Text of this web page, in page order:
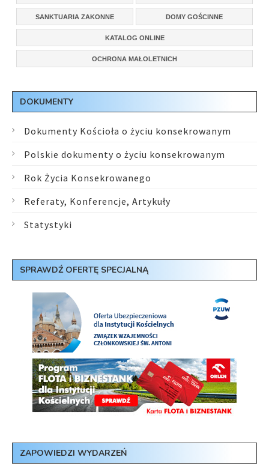
SANKTUARIA ZAKONNE DOMY GOŚCINNE
KATALOG ONLINE
OCHRONA MAŁOLETNICH
DOKUMENTY
Dokumenty Kościoła o życiu konsekrowanym
Polskie dokumenty o życiu konsekrowanym
Rok Życia Konsekrowanego
Referaty, Konferencje, Artykuły
Statystyki
SPRAWDŹ OFERTĘ SPECJALNĄ
ZAPOWIEDZI WYDARZEŃ